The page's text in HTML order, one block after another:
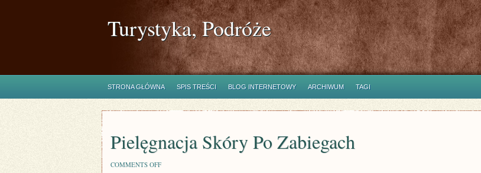
Turystyka, Podróże
STRONA GŁÓWNA SPIS TREŚCI BLOG INTERNETOWY ARCHIWUM TAGI
Pielęgnacja Skóry Po Zabiegach
COMMENTS OFFON